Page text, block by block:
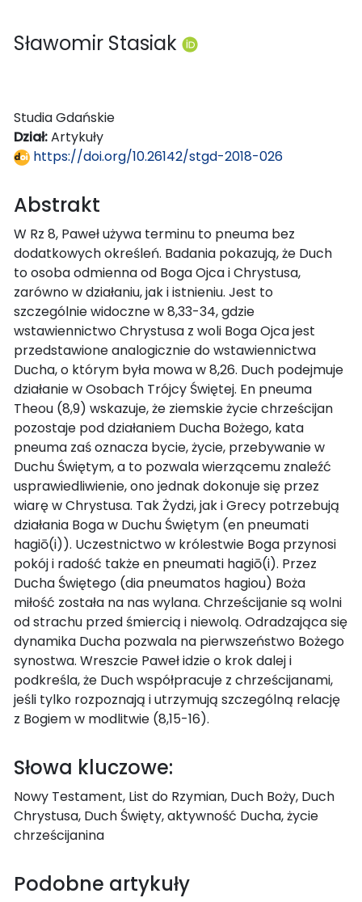
Sławomir Stasiak
Studia Gdańskie
Dział:Artykuły
https://doi.org/10.26142/stgd-2018-026
Abstrakt
W Rz 8, Paweł używa terminu to pneuma bez
dodatkowych określeń. Badania pokazują, że Duch
to osoba odmienna od Boga Ojca i Chrystusa,
zarówno w działaniu, jak i istnieniu. Jest to
szczególnie widoczne w 8,33-34, gdzie
wstawiennictwo Chrystusa z woli Boga Ojca jest
przedstawione analogicznie do wstawiennictwa
Ducha, o którym była mowa w 8,26. Duch podejmuje
działanie w Osobach Trójcy Świętej. En pneuma
Theou (8,9) wskazuje, że ziemskie życie chrześcijan
pozostaje pod działaniem Ducha Bożego, kata
pneuma zaś oznacza bycie, życie, przebywanie w
Duchu Świętym, a to pozwala wierzącemu znaleźć
usprawiedliwienie, ono jednak dokonuje się przez
wiarę w Chrystusa. Tak Żydzi, jak i Grecy potrzebują
działania Boga w Duchu Świętym (en pneumati
hagiō(i)). Uczestnictwo w królestwie Boga przynosi
pokój i radość także en pneumati hagiō(i). Przez
Ducha Świętego (dia pneumatos hagiou) Boża
miłość została na nas wylana. Chrześcijanie są wolni
od strachu przed śmiercią i niewolą. Odradzająca się
dynamika Ducha pozwala na pierwszeństwo Bożego
synostwa. Wreszcie Paweł idzie o krok dalej i
podkreśla, że Duch współpracuje z chrześcijanami,
jeśli tylko rozpoznają i utrzymują szczególną relację
z Bogiem w modlitwie (8,15-16).
Słowa kluczowe:
Nowy Testament, List do Rzymian, Duch Boży, Duch
Chrystusa, Duch Święty, aktywność Ducha, życie
chrześcijanina
Podobne artykuły